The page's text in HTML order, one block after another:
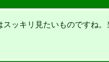
ッキリ見たいものですね。